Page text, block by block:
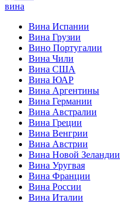
вина
Вина Испании
Вина Грузии
Вино Португалии
Вина Чили
Вина США
Вина ЮАР
Вина Аргентины
Вина Германии
Вина Австралии
Вина Греции
Вина Венгрии
Вина Австрии
Вина Новой Зеландии
Вина Уругвая
Вина Франции
Вина России
Вина Италии